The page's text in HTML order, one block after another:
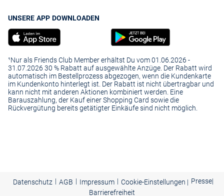
UNSERE APP DOWNLOADEN
¹Nur als Friends Club Member erhältst Du vom 01.06.2026 -
31.07.2026 30 % Rabatt auf ausgewählte Anzüge. Der Rabatt wird
automatisch im Bestellprozess abgezogen, wenn die Kundenkarte
im Kundenkonto hinterlegt ist. Der Rabatt ist nicht übertragbar und
kann nicht mit anderen Aktionen kombiniert werden. Eine
Barauszahlung, der Kauf einer Shopping Card sowie die
Rückvergütung bereits getätigter Einkäufe sind nicht möglich.
Datenschutz | AGB | Impressum | Cookie-Einstellungen | Presse|
Barrierefreiheit